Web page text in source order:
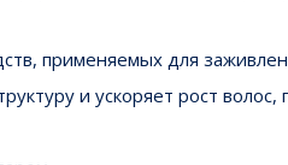
применяемых для
и ускоряет рост